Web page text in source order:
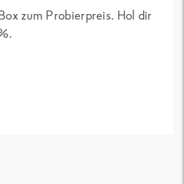
zum Probierpreis. Hol dir